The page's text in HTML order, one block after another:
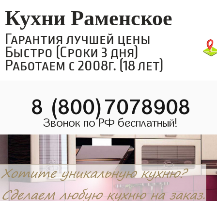
Кухни Раменское
Гарантия лучшей цены
Быстро (Сроки 3 дня)
Работаем с 2008г. (18 лет)
8 (800)7078908
Звонок по РФ бесплатный!